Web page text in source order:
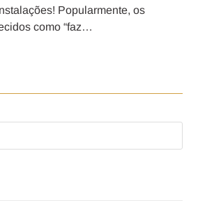
Popularmente, os
como “faz…